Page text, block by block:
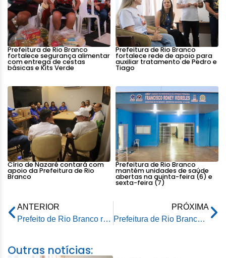
Prefeitura de Rio Branco
fortalece segurança alimentar
com entrega de cestas
básicas e Kits Verde
Prefeitura de Rio Branco
fortalece rede de apoio para
auxiliar tratamento de Pedro e
Tiago
Círio de Nazaré contará com
apoio da Prefeitura de Rio
Branco
Prefeitura de Rio Branco
mantém unidades de saúde
abertas na quinta-feira (6) e
sexta-feira (7)
ANTERIOR
Prefeito de Rio Branco realiza visita ao Alto Santo e ouve reivindicações da comunidade
PRÓXIMA
Prefeitura de Rio Branco cria grupo de trabalho para implantação do Programa Escola Mais Segura
Outras notícias: